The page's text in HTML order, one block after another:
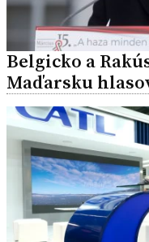
Belgicko a
Maďarsku